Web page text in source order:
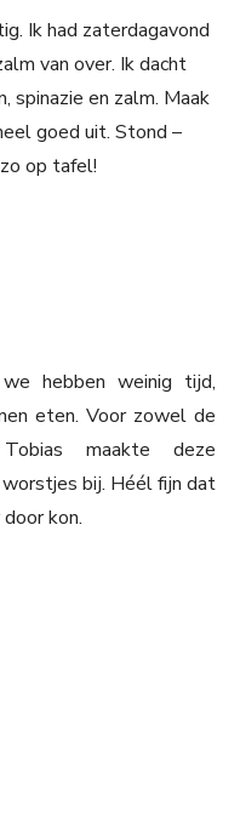
Ik had zaterdagavond
van over. Ik dacht
spinazie en zalm. Maak
goed uit. Stond –
op tafel!
hebben weinig tijd,
eten. Voor zowel de
maakte deze
bij. Héél fijn dat
kon.